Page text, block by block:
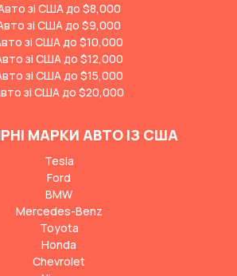
зі США до $8,000
зі США до $9,000
зі США до $10,000
зі США до $12,000
зі США до $15,000
зі США до $20,000
МАРКИ АВТО ІЗ США
Tesla
Ford
BMW
Mercedes-Benz
Toyota
Honda
Chevrolet